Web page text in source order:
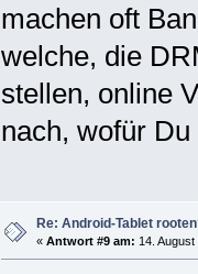
machen oft
welche, die
stellen, online
nach, wofür
Re: Android-Tablet
« Antwort #9 am: 14.